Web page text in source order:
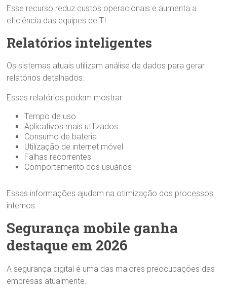
Esse recurso reduz custos operacionais e aumenta a
eficiência das equipes de TI.
Relatórios inteligentes
Os sistemas atuais utilizam análise de dados para gerar
relatórios detalhados.
Esses relatórios podem mostrar:
Tempo de uso
Aplicativos mais utilizados
Consumo de bateria
Utilização de internet móvel
Falhas recorrentes
Comportamento dos usuários
Essas informações ajudam na otimização dos processos
internos.
Segurança mobile ganha
destaque em 2026
A segurança digital é uma das maiores preocupações das
empresas atualmente.